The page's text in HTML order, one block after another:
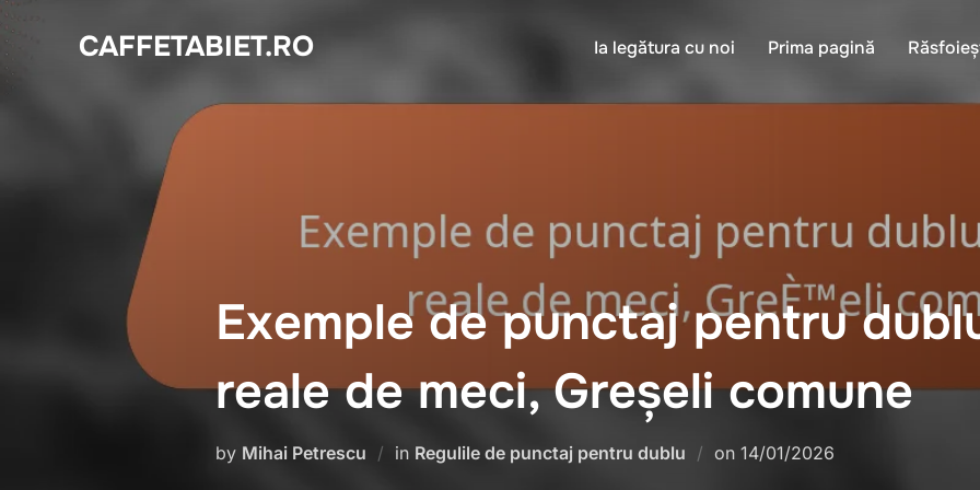
Skip
to
content
CAFFETABIET.RO Ia legătura cu noi Prima pagină
Exemple de punctaj pentru
reale de meci, Greșeli comune
by Mihai Petrescu in Regulile de punctaj pentru dublu on Posted
14/01/2026